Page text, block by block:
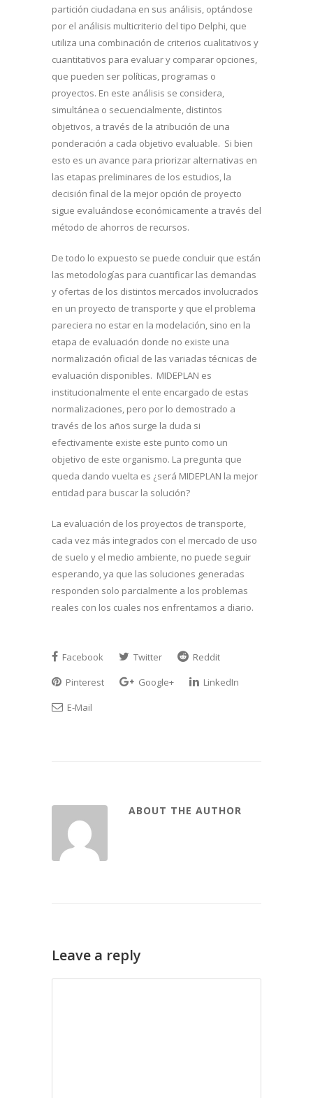
partición ciudadana en sus análisis, optándose
por el análisis multicriterio del tipo Delphi, que
utiliza una combinación de criterios cualitativos y
cuantitativos para evaluar y comparar opciones,
que pueden ser políticas, programas o
proyectos. En este análisis se considera,
simultánea o secuencialmente, distintos
objetivos, a través de la atribución de una
ponderación a cada objetivo evaluable. Si bien
esto es un avance para priorizar alternativas en
las etapas preliminares de los estudios, la
decisión final de la mejor opción de proyecto
sigue evaluándose económicamente a través del
método de ahorros de recursos.
De todo lo expuesto se puede concluir que están
las metodologías para cuantificar las demandas
y ofertas de los distintos mercados involucrados
en un proyecto de transporte y que el problema
pareciera no estar en la modelación, sino en la
etapa de evaluación donde no existe una
normalización oficial de las variadas técnicas de
evaluación disponibles. MIDEPLAN es
institucionalmente el ente encargado de estas
normalizaciones, pero por lo demostrado a
través de los años surge la duda si
efectivamente existe este punto como un
objetivo de este organismo. La pregunta que
queda dando vuelta es ¿será MIDEPLAN la mejor
entidad para buscar la solución?
La evaluación de los proyectos de transporte,
cada vez más integrados con el mercado de uso
de suelo y el medio ambiente, no puede seguir
esperando, ya que las soluciones generadas
responden solo parcialmente a los problemas
reales con los cuales nos enfrentamos a diario.
Facebook Twitter
Reddit
Pinterest
Google+
LinkedIn
E-Mail
ABOUT THE AUTHOR
Leave a reply